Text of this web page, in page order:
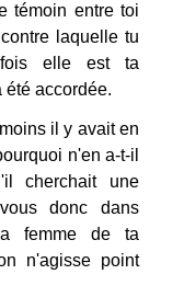
témoin entre toi
laquelle tu
elle est ta
été accordée.
il y avait en
n'en a-t-il
cherchait une
donc dans
femme de ta
n'agisse point